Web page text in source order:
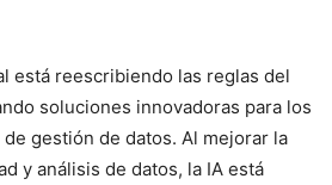
está reescribiendo las reglas del
soluciones innovadoras para los
gestión de datos. Al mejorar la
y análisis de datos, la IA está